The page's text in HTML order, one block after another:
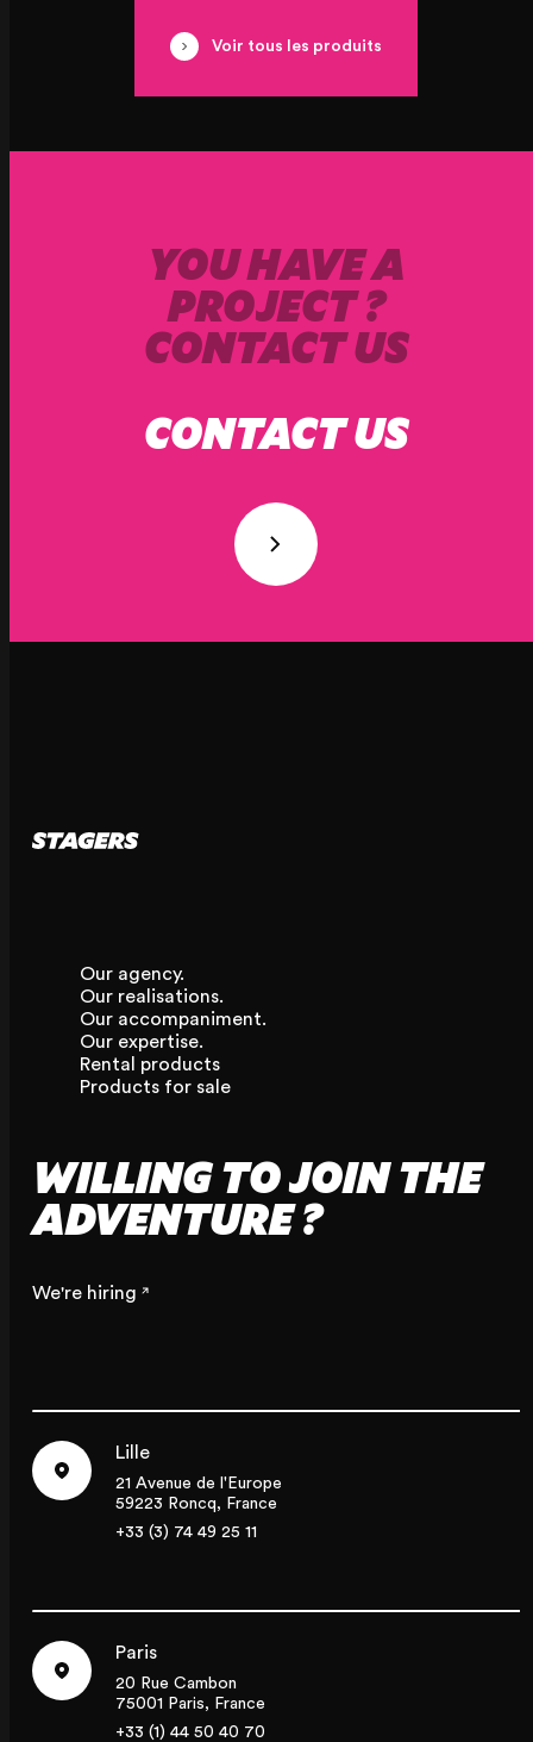
Voir tous les produits
YOU HAVE A
PROJECT ?
CONTACT US
CONTACT US
Our agency.
Our realisations.
Our accompaniment.
Our expertise.
Rental products
Products for sale
WILLING TO JOIN THE
ADVENTURE ?
We're hiring
Lille
21 Avenue de l'Europe
59223 Roncq, France
+33 (3) 74 49 25 11
Paris
20 Rue Cambon
75001 Paris, France
+33 (1) 44 50 40 70